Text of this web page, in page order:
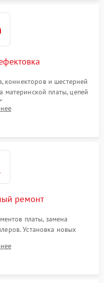
коннекторов и шестерней
материнской платы, цепей
механизма
стабилизации.
ремонт
платы, замена
Установка новых
затвора или двигателя
тубуса объектива